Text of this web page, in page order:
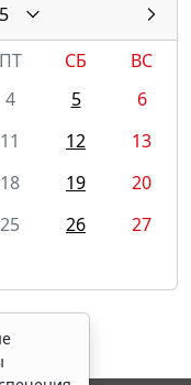
ПТ СБ
ВС
4 5
6
11 12
13
18 19
20
25 26
27